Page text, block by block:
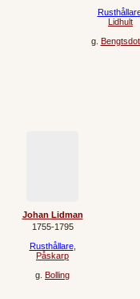
Lidhult
g.
Johan Lidman
1755‐1795
Rusthållare,
Påskarp
g. Bolling